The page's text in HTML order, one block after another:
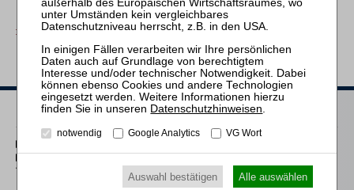
Internationales Kartell- und Fusionskontrollverfahrensrecht
ZWeR 2009, 541
Heftarchiv
2010–2019
Datenschutzhinweisen
notwendig Google Analytics VG Wort
Auswahl bestätigen Alle auswählen